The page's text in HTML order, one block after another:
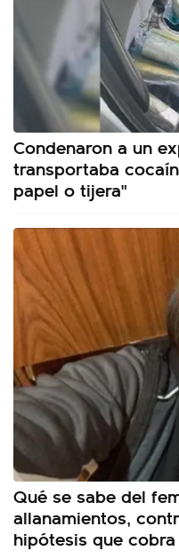
Condenaron a un
transportaba
papel o tijera"
Qué se sabe del
allanamientos,
hipótesis que